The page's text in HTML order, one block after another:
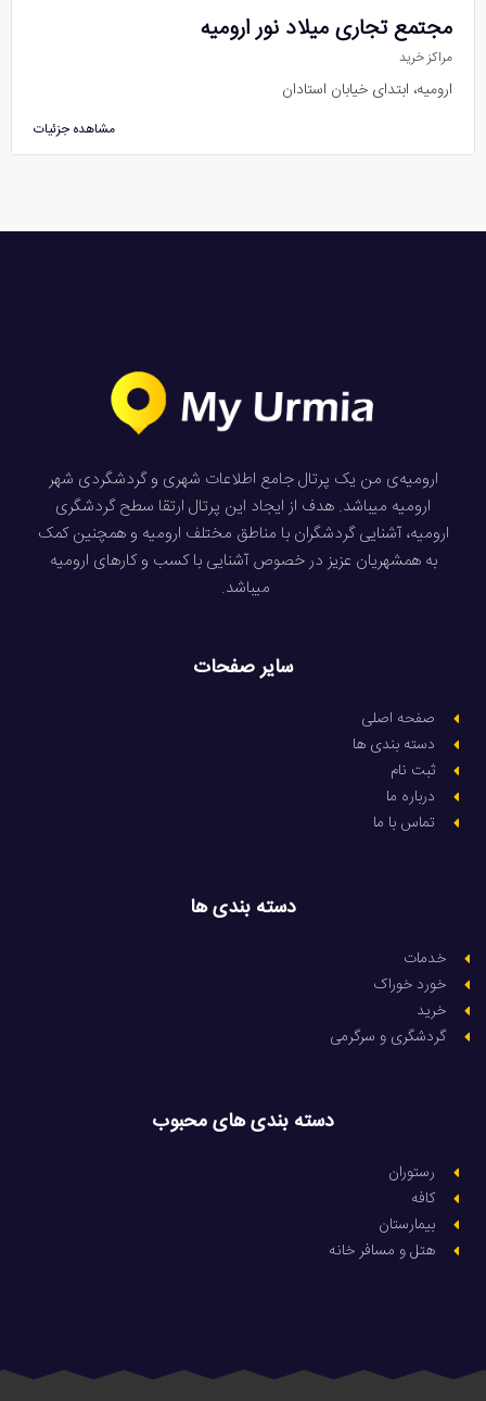
مجتمع تجاری میلاد نور ارومیه
مراکز خرید
ارومیه، ابتدای خیابان استادان
مشاهده جزئیات
ارومیه‌ی من یک پرتال جامع اطلاعات شهری و گردشگردی شهر
ارومیه میباشد. هدف از ایجاد این پرتال ارتقا سطح گردشگری
ارومیه، آشنایی گردشگران با مناطق مختلف ارومیه و همچنین کمک
به همشهریان عزیز در خصوص آشنایی با کسب و کارهای ارومیه
میباشد.
سایر صفحات
صفحه اصلی
دسته بندی ها
ثبت نام
درباره ما
تماس با ما
دسته بندی ها
خدمات
خورد خوراک
خرید
گردشگری و سرگرمی
دسته بندی های محبوب
رستوران
کافه
بیمارستان
هتل و مسافر خانه